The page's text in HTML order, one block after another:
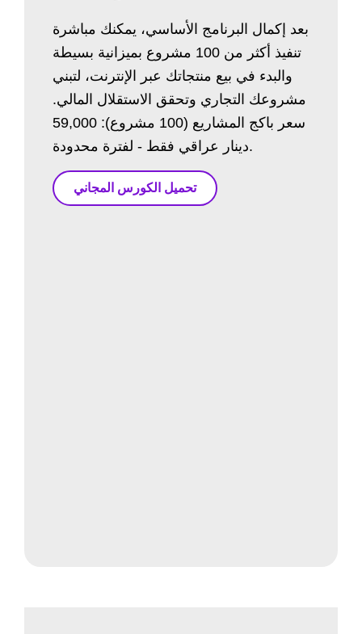
بعد إكمال البرنامج الأساسي، يمكنك مباشرة
تنفيذ أكثر من 100 مشروع بميزانية بسيطة
والبدء في بيع منتجاتك عبر الإنترنت، لتبني
مشروعك التجاري وتحقق الاستقلال المالي.
سعر باكج المشاريع (100 مشروع): 59,000
دينار عراقي فقط - لفترة محدودة.
تحميل الكورس المجاني